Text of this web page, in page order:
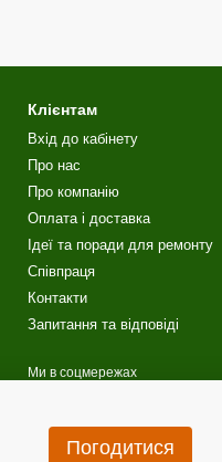
Клієнтам
Вхід до кабінету
Про нас
Про компанію
Оплата і доставка
Ідеї та поради для ремонту
Співпраця
Контакти
Запитання та відповіді
Ми в соцмережах
Погодитися